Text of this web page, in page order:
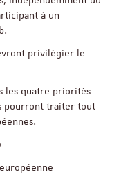
à un
privilégier le
les quatre priorités
pourront traiter tout